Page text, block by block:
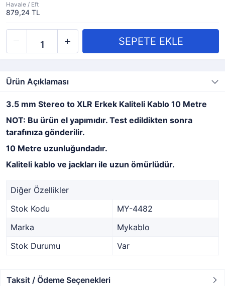
Havale / Eft
879,24 TL
Ürün Açıklaması
3.5 mm Stereo to XLR Erkek Kaliteli Kablo 10 Metre
NOT: Bu ürün el yapımıdır. Test edildikten sonra
tarafınıza gönderilir.
10 Metre uzunluğundadır.
Kaliteli kablo ve jackları ile uzun ömürlüdür.
Diğer Özellikler
Stok Kodu
MY-4482
Marka
Mykablo
Stok Durumu
Var
Taksit / Ödeme Seçenekleri